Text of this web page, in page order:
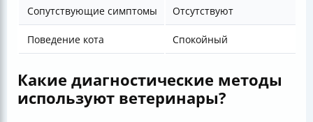
Сопутствующие симптомы Отсутствуют
Поведение кота Спокойный
Какие диагностические методы
используют ветеринары?